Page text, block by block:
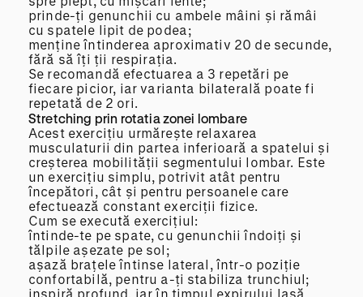
prinde-ți genunchii cu ambele mâini și rămâi
cu spatele lipit de podea;
menține întinderea aproximativ 20 de secunde,
fără să îți ții respirația.
Se recomandă efectuarea a 3 repetări pe
fiecare picior, iar varianta bilaterală poate fi
repetată de 2 ori.
Stretching prin rotatia zonei lombare
Acest exercițiu urmărește relaxarea
musculaturii din partea inferioară a spatelui și
creșterea mobilității segmentului lombar. Este
un exercițiu simplu, potrivit atât pentru
începători, cât și pentru persoanele care
efectuează constant exerciții fizice.
Cum se execută exercițiul:
întinde-te pe spate, cu genunchii îndoiți și
tălpile așezate pe sol;
așază brațele întinse lateral, într-o poziție
confortabilă, pentru a-ți stabiliza trunchiul;
inspiră profund, iar în timpul expirului lasă